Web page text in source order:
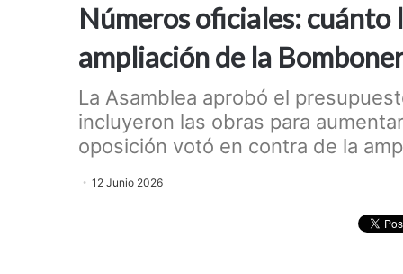
Números oficiales: cuánto
ampliación de la
La Asamblea aprobó el
incluyeron las obras para
oposición votó en contra de la
12 Junio 2026